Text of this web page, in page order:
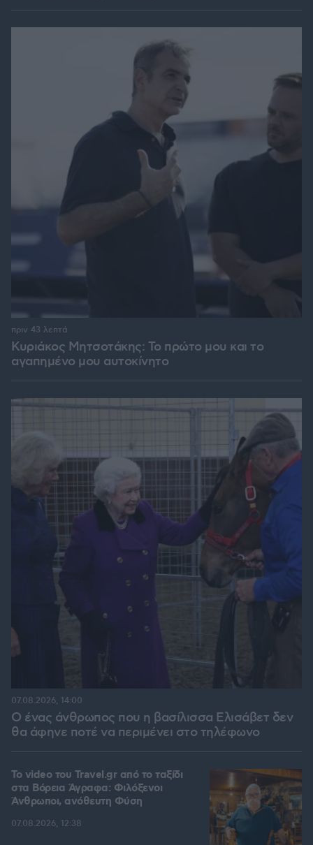
Κυριάκος Μητσοτάκης: Το πρώτο μου και το
αγαπημένο μου αυτοκίνητο
πριν 43 λεπτά
Ο ένας άνθρωπος που η βασίλισσα Ελισάβετ δεν
θα άφηνε ποτέ να περιμένει στο τηλέφωνο
07.08.2026, 14:00
To video του Travel.gr από το ταξίδι
στα Βόρεια Άγραφα: Φιλόξενοι
Άνθρωποι, ανόθευτη Φύση
07.08.2026, 12:38